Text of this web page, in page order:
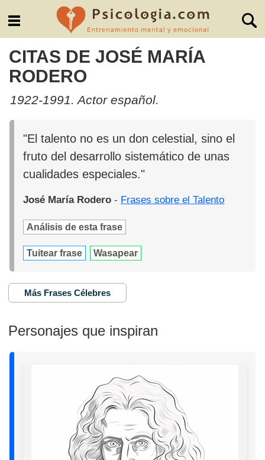
CITAS DE JOSÉ MARÍA
RODERO
1922-1991. Actor español.
"El talento no es un don celestial, sino el
fruto del desarrollo sistemático de unas
cualidades especiales."
José María Rodero - Frases sobre el Talento
Análisis de esta frase
Tuitear frase Wasapear
Más Frases Célebres
Personajes que inspiran